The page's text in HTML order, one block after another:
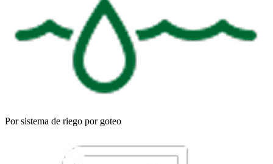
Por sistema de riego por goteo